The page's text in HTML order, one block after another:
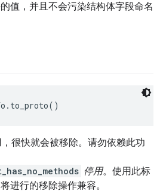
值，并且不会污染结构体字段命名
很快就会被移除。请勿依赖此功
停用。使用此标
进行的移除操作兼容。